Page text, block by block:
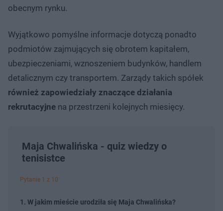
obecnym rynku.
Wyjątkowo pomyślne informacje dotyczą ponadto
podmiotów zajmujących się obrotem kapitałem,
ubezpieczeniami, wznoszeniem budynków, handlem
detalicznym czy transportem. Zarządy takich spółek
również zapowiedziały znaczące działania
rekrutacyjne na przestrzeni kolejnych miesięcy.
Maja Chwalińska - quiz wiedzy o
tenisistce
Pytanie 1 z 10
1. W jakim mieście urodziła się Maja Chwalińska?